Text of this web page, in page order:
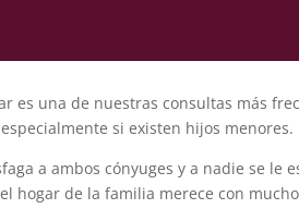
es una de nuestras consultas más
si existen hijos menores.
a ambos cónyuges y a nadie se le
hogar de la familia merece con